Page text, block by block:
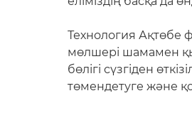
Технология Ақтөбе
мөлшері шамамен
бөлігі сүзгіден
төмендетуге және